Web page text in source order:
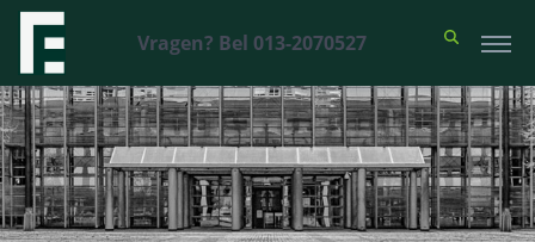
Vragen? Bel 013-2070527